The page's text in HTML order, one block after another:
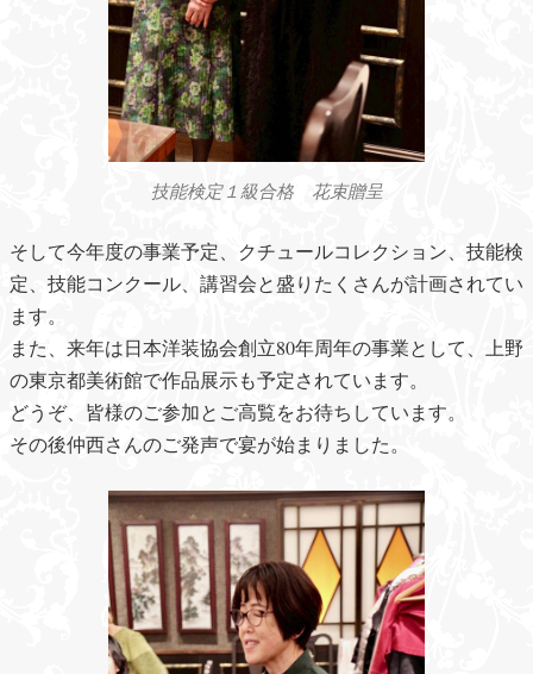
技能検定１級合格 花束贈呈
そして今年度の事業予定、クチュールコレクション、技能検
定、技能コンクール、講習会と盛りたくさんが計画されてい
ます。
また、来年は日本洋装協会創立80年周年の事業として、上野
の東京都美術館で作品展示も予定されています。
どうぞ、皆様のご参加とご高覧をお待ちしています。
その後仲西さんのご発声で宴が始まりました。